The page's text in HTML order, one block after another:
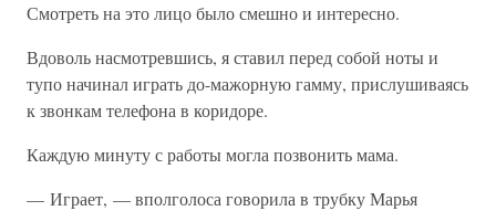
Смотреть на это лицо было смешно и интересно.
Вдоволь насмотревшись, я ставил перед собой ноты и
тупо начинал играть до-мажорную гамму, прислушиваясь
к звонкам телефона в коридоре.
Каждую минуту с работы могла позвонить мама.
— Играет, — вполголоса говорила в трубку Марья